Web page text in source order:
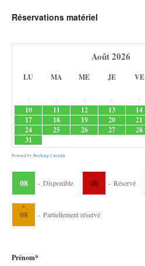
Réservations matériel
Août2026
LU MA ME JE VE
3
4 5 6 7
10
11 12 13 14
17
18 19 20 21
24
25 26 27 28
31
Powered by Booking Calendar
08 - Disponible 08 - Réservé
·
08 - Partiellement réservé
Prénom*